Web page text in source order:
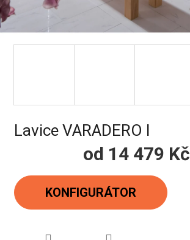
Lavice VARADERO I
od 14 479 Kč
Měrná
cena:
KONFIGURÁTOR